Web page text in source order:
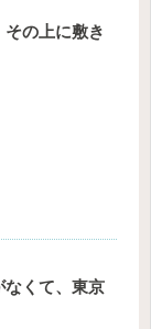
の上に敷き
なくて、東京